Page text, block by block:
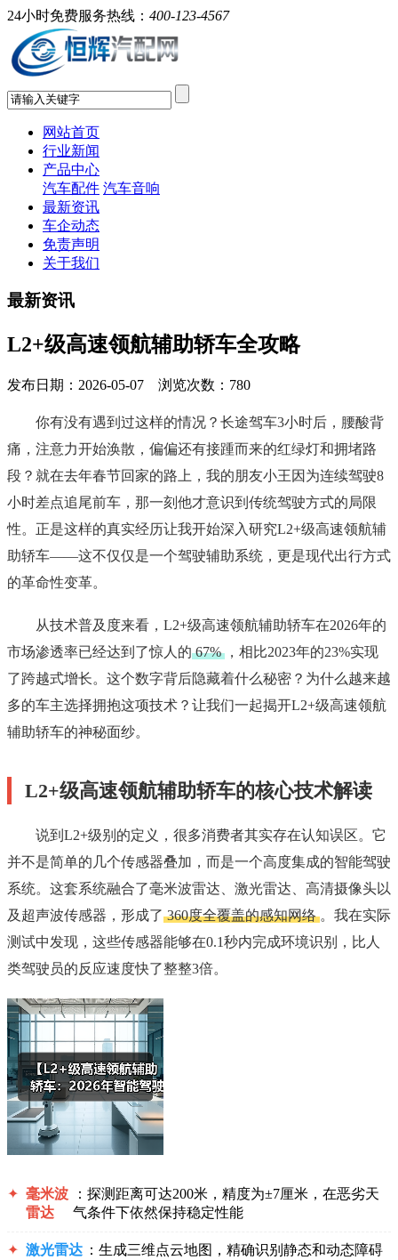
24小时免费服务热线： 400-123-4567
网站首页
行业新闻
产品中心
汽车配件 汽车音响
最新资讯
车企动态
免责声明
关于我们
最新资讯
L2+级高速领航辅助轿车全攻略
发布日期：2026-05-07 浏览次数： 780
你有没有遇到过这样的情况？长途驾车3小时后，腰酸背
痛，注意力开始涣散，偏偏还有接踵而来的红绿灯和拥堵路
段？就在去年春节回家的路上，我的朋友小王因为连续驾驶8
小时差点追尾前车，那一刻他才意识到传统驾驶方式的局限
性。正是这样的真实经历让我开始深入研究L2+级高速领航辅
助轿车——这不仅仅是一个驾驶辅助系统，更是现代出行方式
的革命性变革。
从技术普及度来看，L2+级高速领航辅助轿车在2026年的
市场渗透率已经达到了惊人的 67%
，相比2023年的23%实现
了跨越式增长。这个数字背后隐藏着什么秘密？为什么越来越
多的车主选择拥抱这项技术？让我们一起揭开L2+级高速领航
辅助轿车的神秘面纱。
L2+级高速领航辅助轿车的核心技术解读
说到L2+级别的定义，很多消费者其实存在认知误区。它
并不是简单的几个传感器叠加，而是一个高度集成的智能驾驶
系统。这套系统融合了毫米波雷达、激光雷达、高清摄像头以
及超声波传感器，形成了 360度全覆盖的感知网络 。我在实际
测试中发现，这些传感器能够在0.1秒内完成环境识别，比人
类驾驶员的反应速度快了整整3倍。
✦ 毫米波
雷达
：探测距离可达200米，精度为±7厘米，在恶劣天
气条件下依然保持稳定性能
✦ 激光雷达 ：生成三维点云地图，精确识别静态和动态障碍